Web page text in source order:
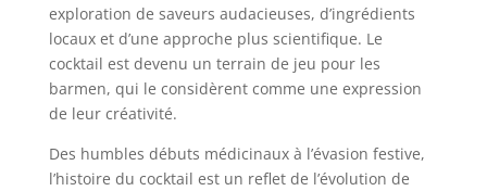
exploration de saveurs audacieuses, d’ingrédients
locaux et d’une approche plus scientifique. Le
cocktail est devenu un terrain de jeu pour les
barmen, qui le considèrent comme une expression
de leur créativité.
Des humbles débuts médicinaux à l’évasion festive,
l’histoire du cocktail est un reflet de l’évolution de